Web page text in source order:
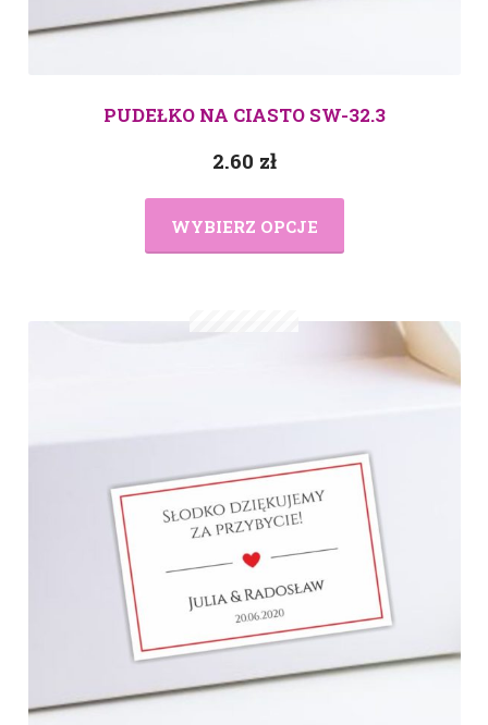
PUDEŁKO NA CIASTO SW-32.3
2.60 zł
WYBIERZ OPCJE